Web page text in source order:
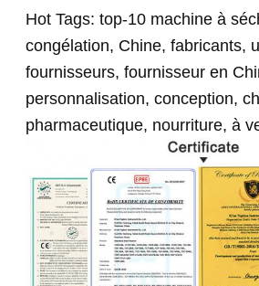
Hot Tags: top-10 machine à
congélation, Chine, fabricants,
fournisseurs, fournisseur en
personnalisation, conception,
pharmaceutique, nourriture, à